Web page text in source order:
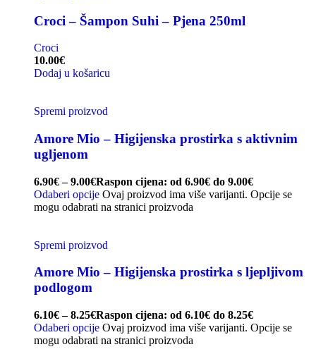
Croci – Šampon Suhi – Pjena 250ml
Croci
10.00€
Dodaj u košaricu
Spremi proizvod
Amore Mio – Higijenska prostirka s aktivnim
ugljenom
6.90€ – 9.00€Raspon cijena: od 6.90€ do 9.00€
Odaberi opcije Ovaj proizvod ima više varijanti. Opcije se
mogu odabrati na stranici proizvoda
Spremi proizvod
Amore Mio – Higijenska prostirka s ljepljivom
podlogom
6.10€ – 8.25€Raspon cijena: od 6.10€ do 8.25€
Odaberi opcije Ovaj proizvod ima više varijanti. Opcije se
mogu odabrati na stranici proizvoda